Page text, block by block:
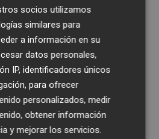
socios utilizamos
similares para
a información en su
datos personales,
IP, identificadores únicos
para ofrecer
personalizados, medir
obtener información
y mejorar los servicios.